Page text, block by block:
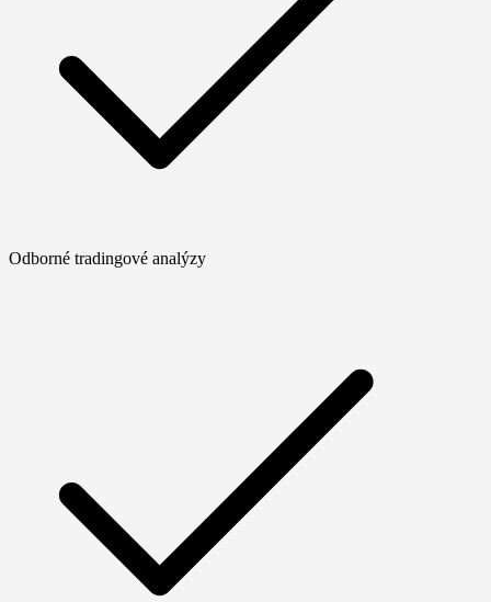
Odborné tradingové analýzy